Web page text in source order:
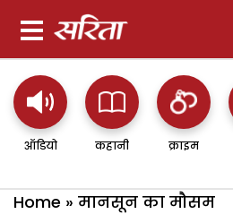
ऑडियो कहानी क्राइम
Home » मानसून का मौसम